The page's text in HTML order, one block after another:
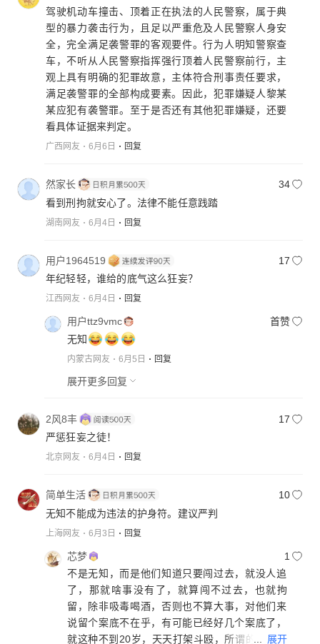
驾驶机动车撞击、顶着正在执法的人民警察，属于典
型的暴力袭击行为，且足以严重危及人民警察人身安
全，完全满足袭警罪的客观要件。行为人明知警察查
车，不听从人民警察指挥强行顶着人民警察前行，主
观上具有明确的犯罪故意，主体符合刑事责任要求，
满足袭警罪的全部构成要素。因此，犯罪嫌疑人黎某
某应犯有袭警罪。至于是否还有其他犯罪嫌疑，还要
看具体证据来判定。
广西网友 6月6日 回复
然家长
34
看到刑拘就安心了。法律不能任意践踏
湖南网友 6月4日 回复
用户1964519
17
年纪轻轻，谁给的底气这么狂妄？
江西网友 6月4日 回复
用户ttz9vmc
首赞
无知
内蒙古网友 6月5日 回复
展开更多回复
2风8丰
17
严惩狂妄之徒！
北京网友 6月4日 回复
简单生活
10
无知不能成为违法的护身符。建议严判
上海网友 6月3日 回复
芯梦
1
不是无知，而是他们知道只要闯过去，就没人追
了，那就啥事没有了，就算闯不过去，也就拘
留，除非吸毒喝酒，否则也不算大事，对他们来
说留个案底不在乎，有可能已经好几个案底了，
就这种不到20岁，天天打架斗殴，所谓的混社会
展开